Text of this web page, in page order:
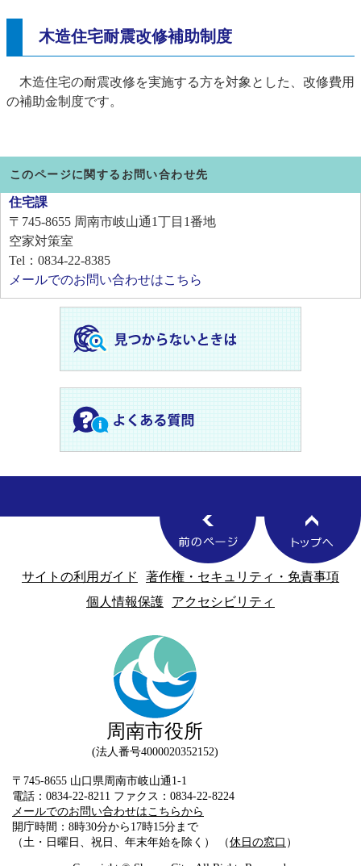
木造住宅耐震改修補助制度
木造住宅の耐震改修を実施する方を対象とした、改修費用
の補助金制度です。
このページに関するお問い合わせ先
住宅課
〒745-8655 周南市岐山通1丁目1番地
空家対策室
Tel：0834-22-8385
メールでのお問い合わせはこちら
サイトの利用ガイド
著作権・セキュリティ・免責事項
個人情報保護
アクセシビリティ
周南市役所
法人番号4000020352152
〒745-8655 山口県周南市岐山通1-1
電話：0834-22-8211 ファクス：0834-22-8224
メールでのお問い合わせはこちらから
開庁時間：8時30分から17時15分まで
（土・日曜日、祝日、年末年始を除く） （休日の窓口 ）